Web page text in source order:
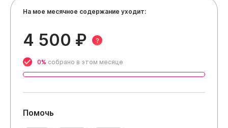
На мое месячное содержание уходит:
4 500 ₽ ?
0% собрано в этом месяце
Помочь